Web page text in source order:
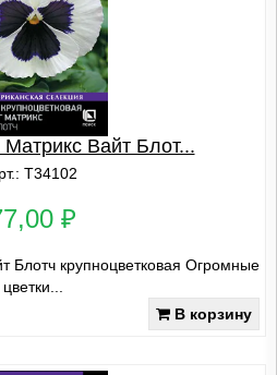
Вайт Блот...
Т34102
₽
Блотч крупноцветковая Огромные
цветки...
В корзину